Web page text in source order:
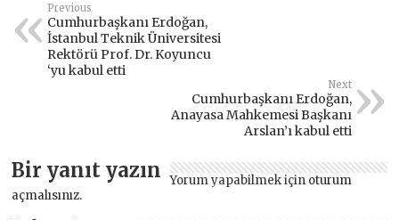
Previous
Cumhurbaşkanı Erdoğan,
İstanbul Teknik Üniversitesi
Rektörü Prof. Dr. Koyuncu
‘yu kabul etti
Next
Cumhurbaşkanı Erdoğan,
Anayasa Mahkemesi Başkanı
Arslan’ı kabul etti
Bir yanıt yazın Yorum yapabilmek için oturum
açmalısınız.